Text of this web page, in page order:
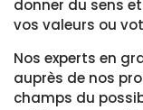
donner du sens
vos valeurs ou
Nos experts en
auprès de nos
champs du